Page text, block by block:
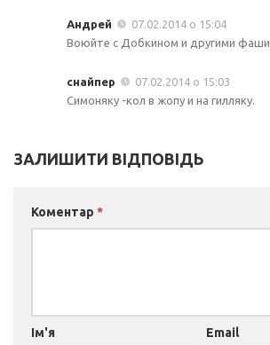
Андрей
07.02.2014 о 15:04
Воюйте с Добкином и другими
снайпер
07.02.2014 о 15:03
Симоняку -кол в жопу и на гилляку.
ЗАЛИШИТИ ВІДПОВІДЬ
Коментар *
Ім'я Email